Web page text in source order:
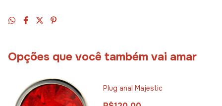
Opções que você também vai amar
Plug anal Majestic